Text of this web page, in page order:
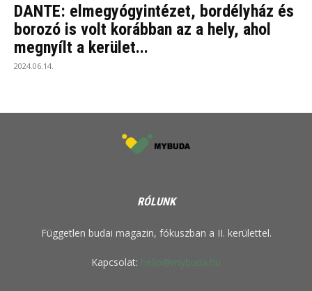
DANTE: elmegyógyintézet, bordélyház és
borozó is volt korábban az a hely, ahol
megnyílt a kerület...
2024.06.14.
RÓLUNK
Független budai magazin, fókuszban a II. kerülettel.
Kapcsolat: hello@mybuda.hu